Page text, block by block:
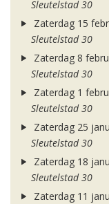
Sleutelstad 30
Zaterdag 15
Sleutelstad 30
Zaterdag 8
Sleutelstad 30
Zaterdag 1
Sleutelstad 30
Zaterdag 25
Sleutelstad 30
Zaterdag 18
Sleutelstad 30
Zaterdag 11